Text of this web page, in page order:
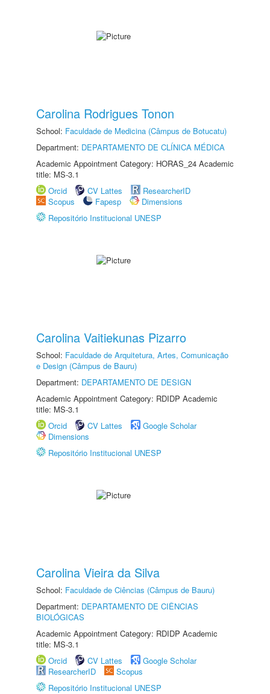
Carolina Rodrigues Tonon
School: Faculdade de Medicina (Câmpus de Botucatu)
Department: DEPARTAMENTO DE CLÍNICA MÉDICA
Academic Appointment Category: HORAS_24 Academic
title: MS-3.1
Orcid
CV Lattes
ResearcherID
Scopus
Fapesp
Dimensions
Repositório Institucional UNESP
Carolina Vaitiekunas Pizarro
School: Faculdade de Arquitetura, Artes, Comunicação
e Design (Câmpus de Bauru)
Department: DEPARTAMENTO DE DESIGN
Academic Appointment Category: RDIDP Academic
title: MS-3.1
Orcid
CV Lattes
Google Scholar
Dimensions
Repositório Institucional UNESP
Carolina Vieira da Silva
School: Faculdade de Ciências (Câmpus de Bauru)
Department: DEPARTAMENTO DE CIÊNCIAS
BIOLÓGICAS
Academic Appointment Category: RDIDP Academic
title: MS-3.1
Orcid
CV Lattes
Google Scholar
ResearcherID
Scopus
Repositório Institucional UNESP